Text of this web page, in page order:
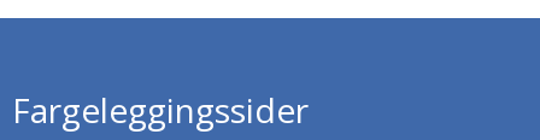
Fargeleggingssider